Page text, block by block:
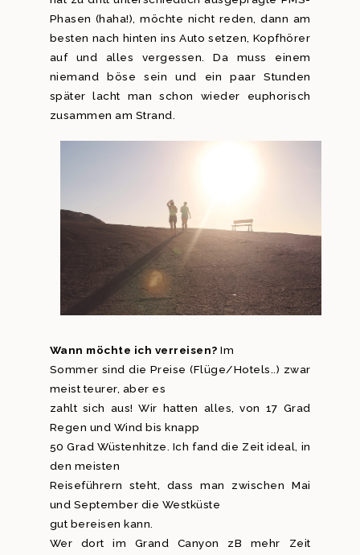
Phasen (haha!), möchte nicht reden, dann am
besten nach hinten ins Auto setzen, Kopfhörer
auf und alles vergessen. Da muss einem
niemand böse sein und ein paar Stunden
später lacht man schon wieder euphorisch
zusammen am Strand.
Wann möchte ich verreisen? Im
Sommer sind die Preise (Flüge/Hotels..) zwar
meist teurer, aber es
zahlt sich aus! Wir hatten alles, von 17 Grad
Regen und Wind bis knapp
50 Grad Wüstenhitze. Ich fand die Zeit ideal, in
den meisten
Reiseführern steht, dass man zwischen Mai
und September die Westküste
gut bereisen kann.
Wer dort im Grand Canyon zB mehr Zeit